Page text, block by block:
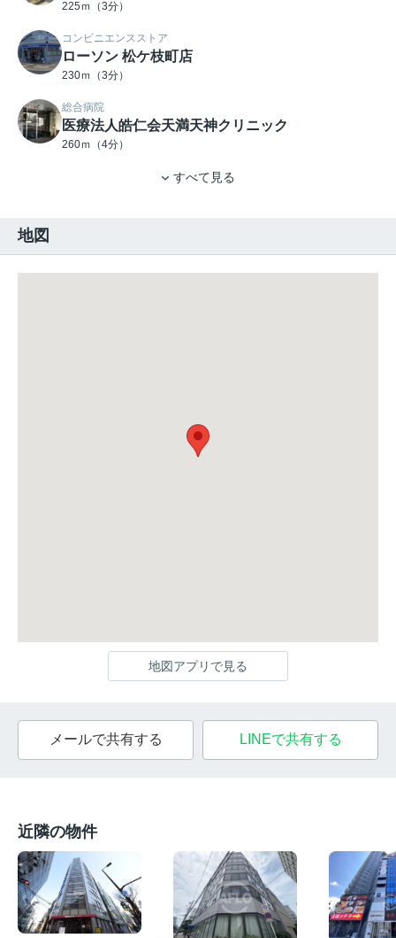
225ｍ（3分）
コンビニエンスストア
ローソン 松ケ枝町店
230ｍ（3分）
総合病院
医療法人皓仁会天満天神クリニック
260ｍ（4分）
すべて見る
地図
地図アプリで見る
メールで共有する LINEで共有する
近隣の物件